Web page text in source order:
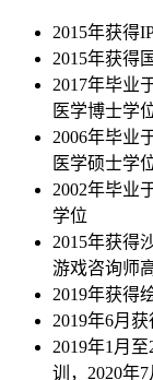
2015年获得
2015年获得
2017年毕业
医学博士学
2006年毕业
医学硕士学
2002年毕业
学位
2015年获得
游戏咨询师
2019年获得
2019年6月
2019年1月
训，2020年